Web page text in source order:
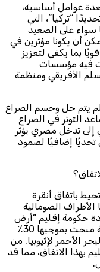
عوامل أساسية،
“تركيا”، التي
سواء على الصعيد
أن يكونا مؤثرين في
بما يكفي لتعزيز
فيه مؤسسات
الأفريقي ومنظمة
لم يتم حل وحسم الصراع
التوتر في الصراع
إلى تدخل مصري يؤثر
تحديًا إضافيًا لصمود
باتفاق أنقرة
الأطراف الصومالية
حكومة إقليم “أرض
الصومال”، التي سبق وأبرمت اتفاقية خاصة منحت بموجبها 30٪
الأحمر لإثيوبيا. من
بهذا الاتفاق، مما قد